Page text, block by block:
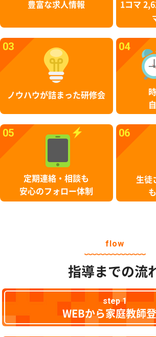
豊富な求人情報
1コマ
03
ノウハウが詰まった研修会
04
05
定期連絡・相談も
安心のフォロー体制
06
生徒
flow
指導までの流
step 1
WEBから家庭教師